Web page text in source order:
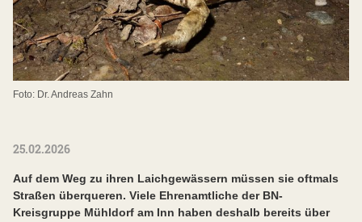
Foto: Dr. Andreas Zahn
25.02.2026
Auf dem Weg zu ihren Laichgewässern müssen sie oftmals
Straßen überqueren. Viele Ehrenamtliche der BN-
Kreisgruppe Mühldorf am Inn haben deshalb bereits über